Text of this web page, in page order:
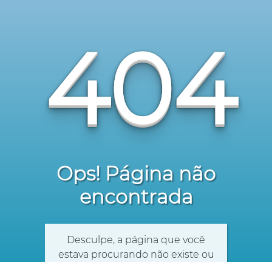
404
Ops! Página não
encontrada
Desculpe, a página que você
estava procurando não existe ou